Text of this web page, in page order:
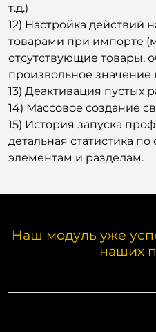
т.д.)
12) Настройка действий
товарами при импорте
отсутствующие товары,
произвольное значение
13) Деактивация пустых
14) Массовое создание
15) История запуска
детальная статистика
элементам и разделам.
Наш модуль уже
наших